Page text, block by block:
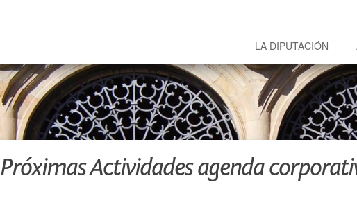
LA DIPUTACIÓN
Próximas Actividades agenda